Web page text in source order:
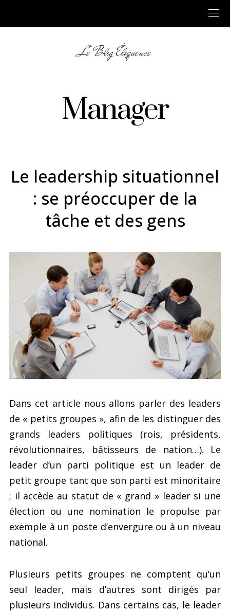
Le Blog Éloquence
Manager
Le leadership situationnel
: se préoccuper de la
tâche et des gens
Dans cet article nous allons parler des leaders
de « petits groupes », afin de les distinguer des
grands leaders politiques (rois, présidents,
révolutionnaires, bâtisseurs de nation…). Le
leader d’un parti politique est un leader de
petit groupe tant que son parti est minoritaire
; il accède au statut de « grand » leader si une
élection ou une nomination le propulse par
exemple à un poste d’envergure ou à un niveau
national.
Plusieurs petits groupes ne comptent qu’un
seul leader, mais d’autres sont dirigés par
plusieurs individus. Dans certains cas, le leader